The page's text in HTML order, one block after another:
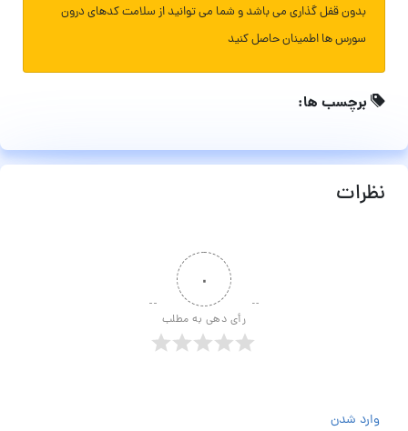
بدون قفل گذاری می باشد و شما می توانید از سلامت کدهای درون
سورس ها اطمینان حاصل کنید
برچسب ها:
نظرات
۰
رأی دهی به مطلب
وارد شدن